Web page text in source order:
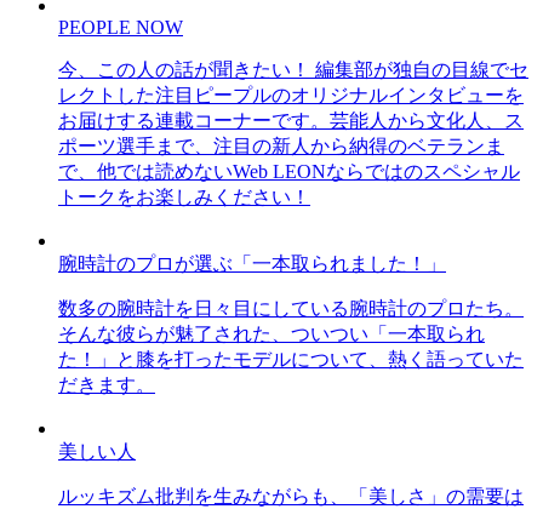
PEOPLE NOW
今、この人の話が聞きたい！ 編集部が独自の目線でセ
レクトした注目ピープルのオリジナルインタビューを
お届けする連載コーナーです。芸能人から文化人、ス
ポーツ選手まで、注目の新人から納得のベテランま
で、他では読めないWeb LEONならではのスペシャル
トークをお楽しみください！
腕時計のプロが選ぶ「一本取られました！」
数多の腕時計を日々目にしている腕時計のプロたち。
そんな彼らが魅了された、ついつい「一本取られ
た！」と膝を打ったモデルについて、熱く語っていた
だきます。
美しい人
ルッキズム批判を生みながらも、「美しさ」の需要は